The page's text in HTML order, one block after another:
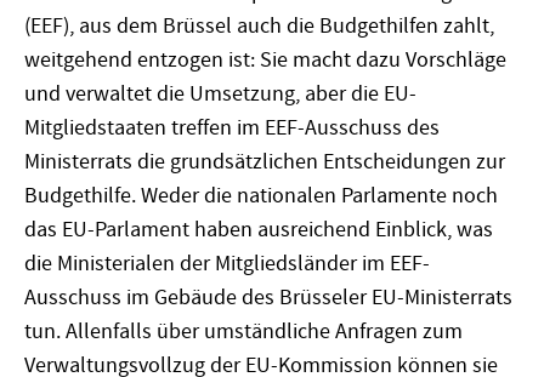
(EEF), aus dem Brüssel auch die Budgethilfen zahlt,
weitgehend entzogen ist: Sie macht dazu Vorschläge
und verwaltet die Umsetzung, aber die EU-
Mitgliedstaaten treffen im EEF-Ausschuss des
Ministerrats die grundsätzlichen Entscheidungen zur
Budgethilfe. Weder die nationalen Parlamente noch
das EU-Parlament haben ausreichend Einblick, was
die Ministerialen der Mitgliedsländer im EEF-
Ausschuss im Gebäude des Brüsseler EU-Ministerrats
tun. Allenfalls über umständliche Anfragen zum
Verwaltungsvollzug der EU-Kommission können sie